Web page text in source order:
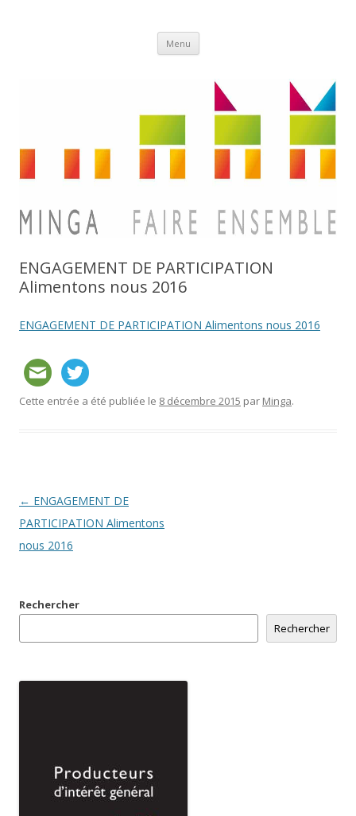
Menu Aller
contenu
ENGAGEMENT DE PARTICIPATION
Alimentons nous 2016
ENGAGEMENT DE PARTICIPATION Alimentons nous 2016
Cette entrée a été publiée le 8 décembre 2015 par Minga.
Navigation
des
articles
← ENGAGEMENT DE
PARTICIPATION Alimentons
nous 2016
Rechercher
Rechercher